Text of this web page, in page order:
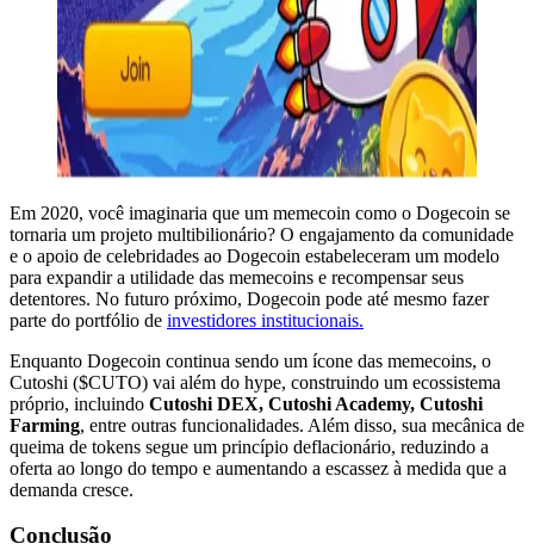
Em 2020, você imaginaria que um memecoin como o Dogecoin se
tornaria um projeto multibilionário? O engajamento da comunidade
e o apoio de celebridades ao Dogecoin estabeleceram um modelo
para expandir a utilidade das memecoins e recompensar seus
detentores. No futuro próximo, Dogecoin pode até mesmo fazer
parte do portfólio de investidores institucionais.
Enquanto Dogecoin continua sendo um ícone das memecoins, o
Cutoshi ($CUTO) vai além do hype, construindo um ecossistema
próprio, incluindo Cutoshi DEX, Cutoshi Academy, Cutoshi
Farming, entre outras funcionalidades. Além disso, sua mecânica de
queima de tokens segue um princípio deflacionário, reduzindo a
oferta ao longo do tempo e aumentando a escassez à medida que a
demanda cresce.
Conclusão